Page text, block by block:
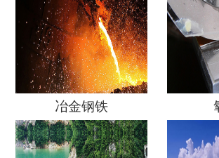
冶金钢铁